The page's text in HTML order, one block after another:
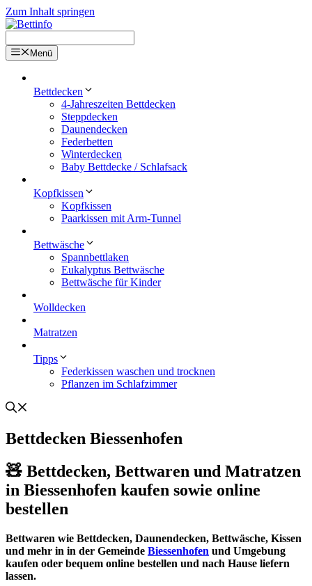
Zum Inhalt springen
Menü
Bettdecken
4-Jahreszeiten Bettdecken
Steppdecken
Daunendecken
Federbetten
Winterdecken
Baby Bettdecke / Schlafsack
Kopfkissen
Kopfkissen
Paarkissen mit Arm-Tunnel
Bettwäsche
Spannbettlaken
Eukalyptus Bettwäsche
Bettwäsche für Kinder
Wolldecken
Matratzen
Tipps
Federkissen waschen und trocknen
Pflanzen im Schlafzimmer
Bettdecken Biessenhofen
🧸 Bettdecken, Bettwaren und Matratzen
in Biessenhofen kaufen sowie online
bestellen
Bettwaren wie Bettdecken, Daunendecken, Bettwäsche, Kissen
und mehr in in der Gemeinde Biessenhofen und Umgebung
kaufen oder bequem online bestellen und nach Hause liefern
lassen.